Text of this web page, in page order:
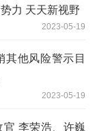
力 天天新视野
2023-05-19
其他风险警示目
2023-05-19
李荣浩、许巍